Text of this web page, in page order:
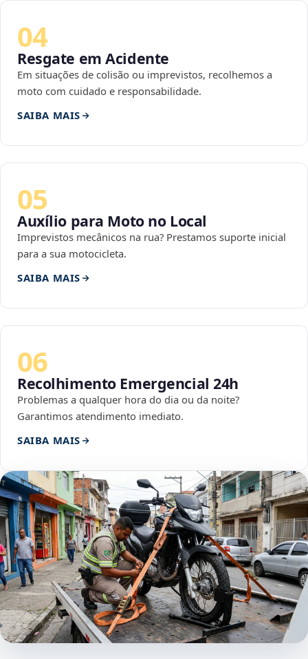
04
Resgate em Acidente
Em situações de colisão ou imprevistos, recolhemos a
moto com cuidado e responsabilidade.
SAIBA MAIS
05
Auxílio para Moto no Local
Imprevistos mecânicos na rua? Prestamos suporte inicial
para a sua motocicleta.
SAIBA MAIS
06
Recolhimento Emergencial 24h
Problemas a qualquer hora do dia ou da noite?
Garantimos atendimento imediato.
SAIBA MAIS